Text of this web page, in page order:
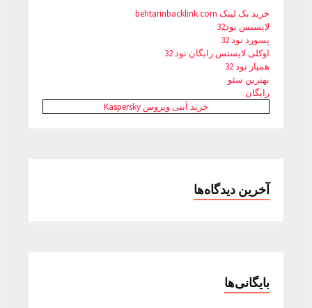
خرید بک لینک behtarinbacklink.com
لایسنس نود32
پسورد نود 32
اوکلی لایسنس رایگان نود 32
همیار نود 32
بهترین سئو
رایگان
خرید آنتی ویروس Kaspersky
آخرین دیدگاه‌ها
بایگانی‌ها